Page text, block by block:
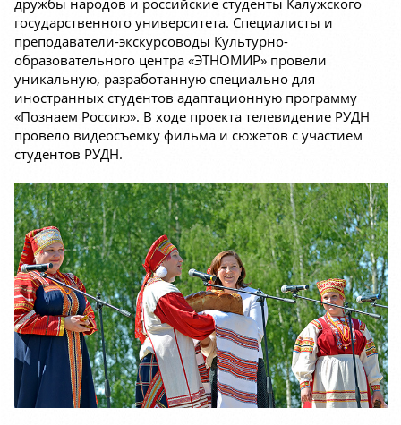
государственного университета. Специалисты и
преподаватели-экскурсоводы Культурно-
образовательного центра «ЭТНОМИР» провели
уникальную, разработанную специально для
иностранных студентов адаптационную программу
«Познаем Россию». В ходе проекта телевидение РУДН
провело видеосъемку фильма и сюжетов с участием
студентов РУДН.